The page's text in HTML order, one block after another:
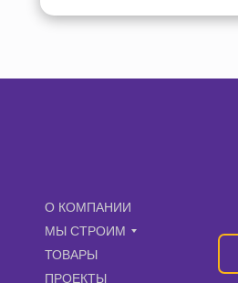
О КОМПАНИИ
МЫ СТРОИМ
ТОВАРЫ
ПРОЕКТЫ